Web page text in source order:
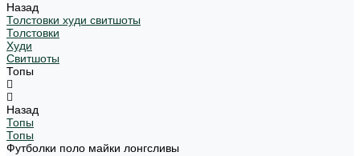
Назад
Толстовки худи свитшоты
Толстовки
Худи
Свитшоты
Топы
Назад
Топы
Топы
Футболки поло майки лонгсливы